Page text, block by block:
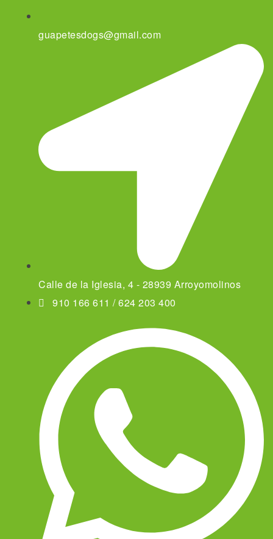
guapetesdogs@gmail.com
Calle de la Iglesia, 4 - 28939 Arroyomolinos
910 166 611 / 624 203 400